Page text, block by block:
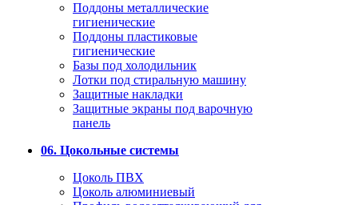
Поддоны металлические
гигиенические
Поддоны пластиковые
гигиенические
Базы под холодильник
Лотки под стиральную машину
Защитные накладки
Защитные экраны под варочную
панель
06. Цокольные системы
Цоколь ПВХ
Цоколь алюминиевый